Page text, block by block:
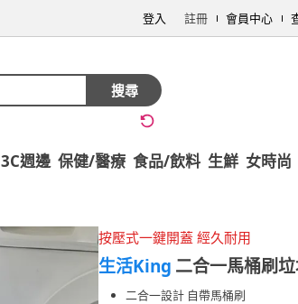
登入 註冊 會員中心
搜尋
3C週邊 保健/醫療 食品/飲料 生鮮 女時尚
按壓式一鍵開蓋 經久耐用
生活King 二合一馬桶刷
二合一設計 自帶馬桶刷